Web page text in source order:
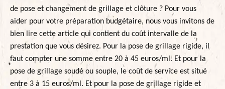
de pose et changement de grillage et clôture ? Pour vous
aider pour votre préparation budgétaire, nous vous invitons de
bien lire cette article qui contient du coût intervalle de la
prestation que vous désirez. Pour la pose de grillage rigide, il
faut compter une somme entre 20 à 45 euros/ml. Et pour la
pose de grillage soudé ou souple, le coût de service est situé
entre 3 à 15 euros/ml. Et pour la pose de grillage rigide et